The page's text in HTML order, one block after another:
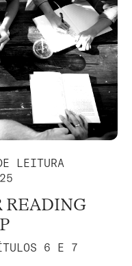
LEITURA
READING
6 E 7